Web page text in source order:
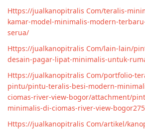
Https://jualkanopitralis Com/teralis-
kamar-model-minimalis-modern-
serua/
Https://jualkanopitralis Com/lain-lain/
desain-pagar-lipat-minimalis-untuk-
Https://jualkanopitralis Com/portfolio-
pintu/pintu-teralis-besi-modern-
ciomas-river-view-bogor/attachment/
minimalis-di-ciomas-river-view-
Https://jualkanopitralis Com/artikel/